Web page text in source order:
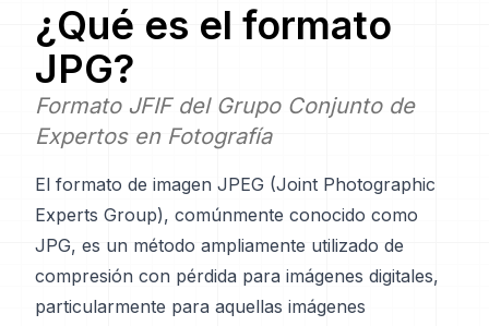
¿Qué es el formato
JPG?
Formato JFIF del Grupo Conjunto de
Expertos en Fotografía
El formato de imagen JPEG (Joint Photographic
Experts Group), comúnmente conocido como
JPG, es un método ampliamente utilizado de
compresión con pérdida para imágenes digitales,
particularmente para aquellas imágenes